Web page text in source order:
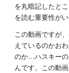
を丸暗記したと
を読む重要性が
この動画ですが
えているのかお
のか…ハスキーの
んです。この動